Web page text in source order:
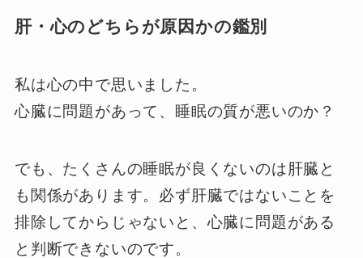
肝・心のどちらが原因かの鑑別
私は心の中で思いました。
心臓に問題があって、睡眠の質が悪いのか？
でも、たくさんの睡眠が良くないのは肝臓と
も関係があります。必ず肝臓ではないことを
排除してからじゃないと、心臓に問題がある
と判断できないのです。